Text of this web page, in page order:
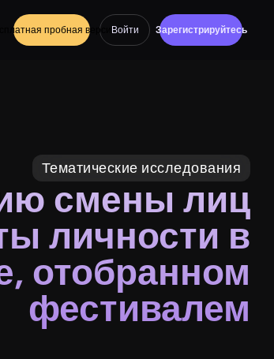
пробная версияВойти Зарегистрируйтесь
Тематические исследования
смены лиц
личности в
отобранном
фестивалем